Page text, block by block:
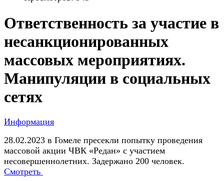
Ответственность за участие в
несанкционированных
массовых мероприятиях.
Манипуляции в социальных
сетях
Информация
28.02.2023 в Гомеле пресекли попытку проведения
массовой акции ЧВК «Редан» с участием
несовершеннолетних. Задержано 200 человек.
Смотреть